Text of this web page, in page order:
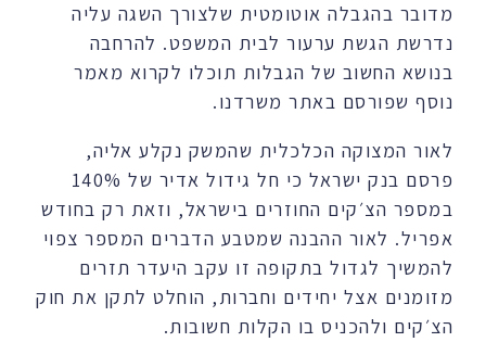
מדובר בהגבלה אוטומטית שלצורך השגה עליה
נדרשת הגשת ערעור לבית המשפט. להרחבה
בנושא החשוב של הגבלות תוכלו לקרוא מאמר
נוסף שפורסם באתר משרדנו.
לאור המצוקה הכלכלית שהמשק נקלע אליה,
פרסם בנק ישראל כי חל גידול אדיר של 140%
במספר הצ׳קים החוזרים בישראל, וזאת רק בחודש
אפריל. לאור ההבנה שמטבע הדברים המספר צפוי
להמשיך לגדול בתקופה זו עקב היעדר תזרים
מזומנים אצל יחידים וחברות, הוחלט לתקן את חוק
הצ׳קים ולהכניס בו הקלות חשובות.